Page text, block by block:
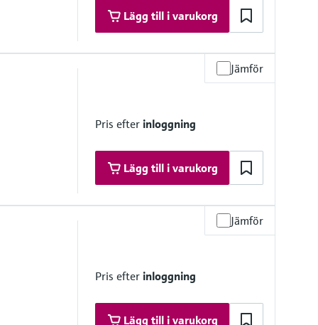
Lägg till i varukorg
°F),
°F)
on request
Jämför
Pris efter inloggning
Lägg till i varukorg
range
Jämför
Pris efter inloggning
Lägg till i varukorg